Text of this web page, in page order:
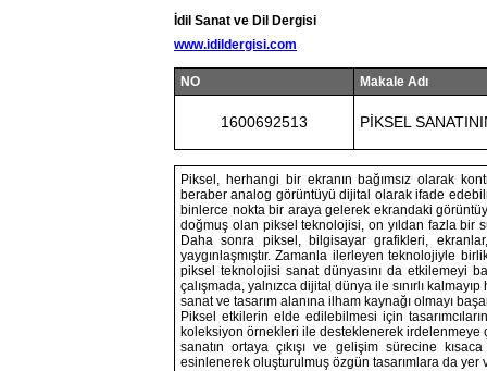
İdil Sanat ve Dil Dergisi
www.idildergisi.com
NO Makale Adı
1600692513 PİKSEL
Piksel, herhangi bir ekranın bağımsız olarak
beraber analog görüntüyü dijital olarak ifade
binlerce nokta bir araya gelerek ekrandaki
doğmuş olan piksel teknolojisi, on yıldan fazla bir
Daha sonra piksel, bilgisayar grafikleri,
yaygınlaşmıştır. Zamanla ilerleyen teknolojiyle
piksel teknolojisi sanat dünyasını da etkilemeyi
çalışmada, yalnızca dijital dünya ile sınırlı
sanat ve tasarım alanına ilham kaynağı olmayı
Piksel etkilerin elde edilebilmesi için
koleksiyon örnekleri ile desteklenerek irdelenmeye
sanatın ortaya çıkışı ve gelişim sürecine
esinlenerek oluşturulmuş özgün tasarımlara da yer